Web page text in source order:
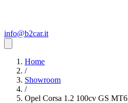
info@b2car.it
Home
/
Showroom
/
Opel Corsa 1.2 100cv GS MT6